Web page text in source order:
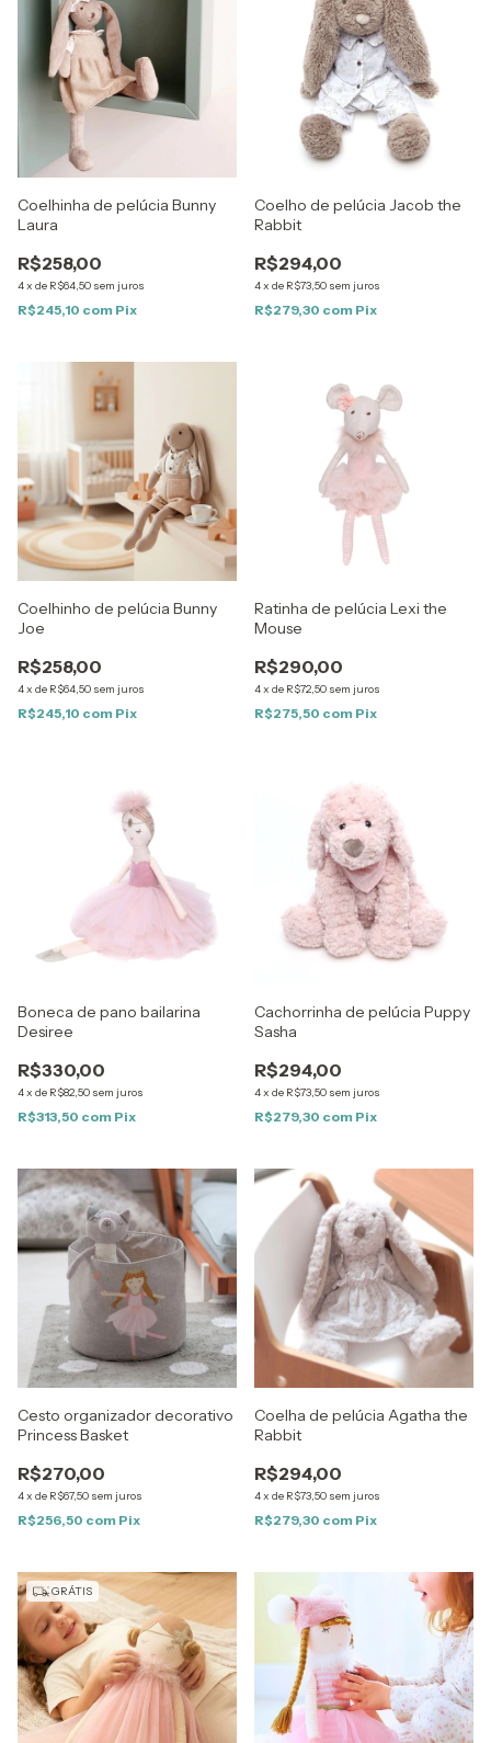
Coelhinha de pelúcia Bunny
Laura
R$258,00
4x de R$64,50 sem juros
R$245,10 com Pix
Coelho de pelúcia Jacob the
Rabbit
R$294,00
4x de R$73,50 sem juros
R$279,30 com Pix
Coelhinho de pelúcia Bunny
Joe
R$258,00
4x de R$64,50 sem juros
R$245,10 com Pix
Ratinha de pelúcia Lexi the
Mouse
R$290,00
4x de R$72,50 sem juros
R$275,50 com Pix
Boneca de pano bailarina
Desiree
R$330,00
4x de R$82,50 sem juros
R$313,50 com Pix
Cachorrinha de pelúcia Puppy
Sasha
R$294,00
4x de R$73,50 sem juros
R$279,30 com Pix
Cesto organizador decorativo
Princess Basket
R$270,00
4x de R$67,50 sem juros
R$256,50 com Pix
Coelha de pelúcia Agatha the
Rabbit
R$294,00
4x de R$73,50 sem juros
R$279,30 com Pix
GRÁTIS